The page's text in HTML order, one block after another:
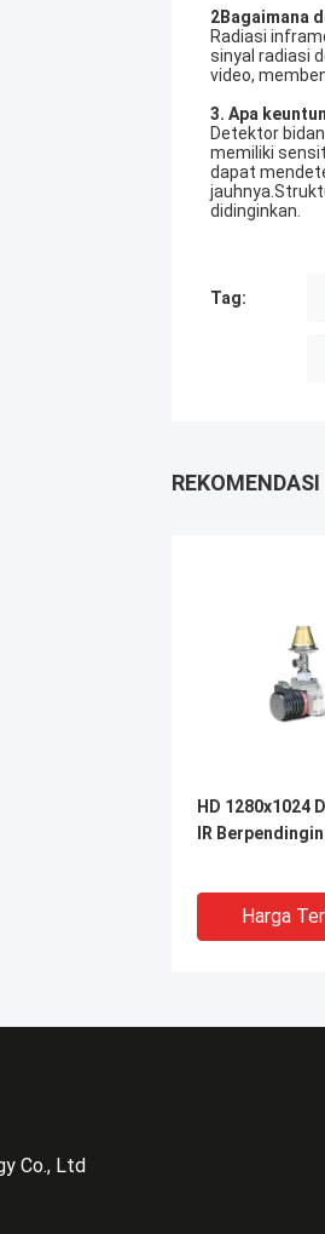
2Bagaimana
Radiasi
sinyal radiasi
video,
3. Apa
Detektor
memiliki
dapat
didinginkan.
Tag:
REKOMENDASI
HD 1280x1024
IR
Harga
Co., Ltd